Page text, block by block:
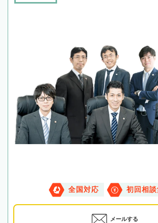
全国対応 初回相
メールする